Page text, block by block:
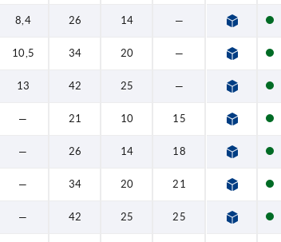
8,4 26 14 —
10,5 34 20 —
13 42 25 —
— 21 10 15
— 26 14 18
— 34 20 21
— 42 25 25